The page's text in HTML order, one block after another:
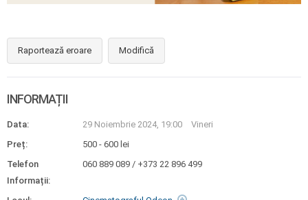
Raportează eroare Modifică
INFORMAȚII
Data: 29 Noiembrie 2024, 19:00
Vineri
Preț:
500 - 600 lei
Telefon
Informații:
060 889 089 / +373 22 896 499